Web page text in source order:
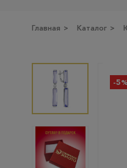
Главная > Каталог >
-